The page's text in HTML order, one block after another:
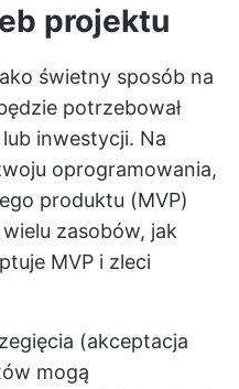
projektu
świetny sposób na
potrzebował
inwestycji. Na
oprogramowania,
produktu (MVP)
zasobów, jak
MVP i zleci
(akceptacja
mogą